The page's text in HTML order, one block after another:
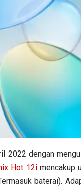
2022 dengan
Hot 12imencakup
baterai).